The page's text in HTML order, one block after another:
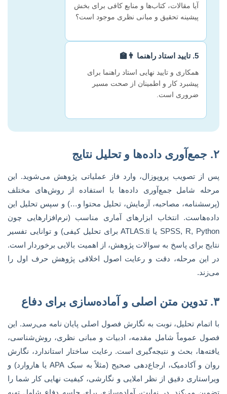
آیا مقالات، کتاب‌ها و منابع کافی برای بخش
پیشینه تحقیق و مبانی نظری موجود است؟
5. تایید استاد راهنما 👨‍🏫
همکاری و تایید نهایی استاد راهنما برای
پیشبرد کار و اطمینان از صحت مسیر
ضروری است.
۲. جمع‌آوری داده‌ها و تحلیل نتایج
پس از تصویب پروپوزال، وارد فاز عملیاتی پژوهش می‌شوید. این
مرحله شامل جمع‌آوری داده‌ها با استفاده از روش‌های مختلف
(پرسشنامه، مصاحبه، آزمایش، تحلیل محتوا و…) و سپس تحلیل این
داده‌هاست. انتخاب ابزارهای آماری مناسب (نرم‌افزارهایی چون
SPSS, R, Python یا ATLAS.ti برای تحلیل کیفی) و توانایی تفسیر
نتایج برای پاسخ به سوالات پژوهش، از اهمیت بالایی برخوردار است.
در این مرحله، دقت و رعایت اصول اخلاقی پژوهش حرف اول را
می‌زند.
۳. تدوین متن اصلی و آماده‌سازی برای دفاع
با اتمام تحلیل، نوبت به نگارش فصول اصلی پایان نامه می‌رسد. این
فصول عموماً شامل مقدمه، ادبیات و مبانی نظری، روش‌شناسی،
یافته‌ها، بحث و نتیجه‌گیری است. رعایت ساختار استاندارد، نگارش
روان و آکادمیک، ارجاع‌دهی صحیح (مثلاً به سبک APA یا هاروارد) و
ویراستاری دقیق از نظر املایی و نگارشی، کیفیت نهایی کار شما را
تضمین می‌کند. در نهایت، آماده‌سازی برای جلسه دفاع شامل تهیه